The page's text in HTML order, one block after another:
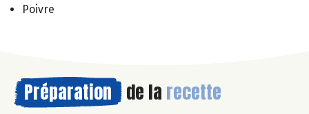
Poivre
Préparation de la recette